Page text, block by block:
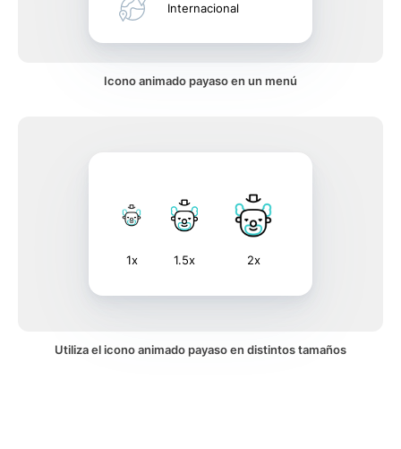
Internacional
Icono animado payaso en un menú
1x 1.5x 2x
Utiliza el icono animado payaso en distintos tamaños